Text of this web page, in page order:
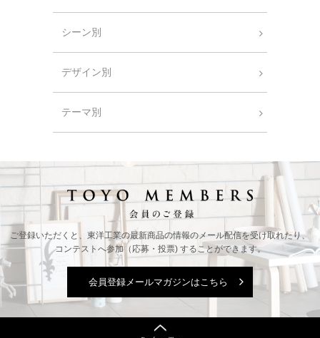
シーン別
デザイン別
テーマ別
ご登録いただくと、東洋工業の最新商品の情報のメール配信を受け取れたり、
コンテストへ参加（応募・投票) することができます。
会員登録メールマガジンはこちら